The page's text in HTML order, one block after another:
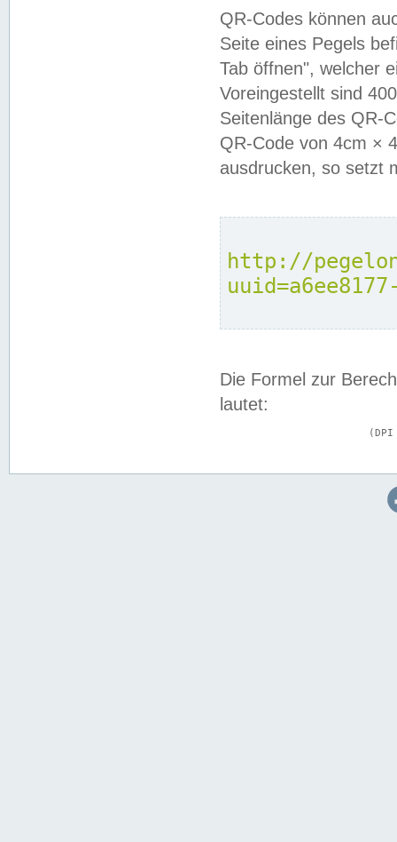
QR-Codes können
Seite eines Pegels
Tab öffnen", welcher
Voreingestellt sind
Seitenlänge des QR-
QR-Code von 4cm ×
ausdrucken, so setzt
http://
Die Formel zur
lautet: